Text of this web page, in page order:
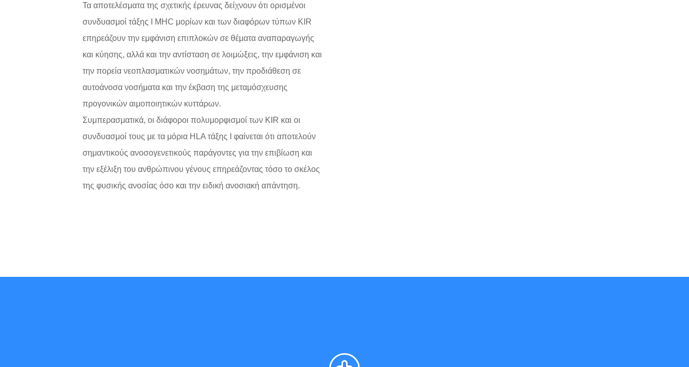
Τα αποτελέσματα της σχετικής έρευνας δείχνουν ότι ορισμένοι
συνδυασμοί τάξης Ι MHC μορίων και των διαφόρων τύπων KIR
επηρεάζουν την εμφάνιση επιπλοκών σε θέματα αναπαραγωγής
και κύησης, αλλά και την αντίσταση σε λοιμώξεις, την εμφάνιση και
την πορεία νεοπλασματικών νοσημάτων, την προδιάθεση σε
αυτοάνοσα νοσήματα και την έκβαση της μεταμόσχευσης
προγονικών αιμοποιητικών κυττάρων.
Συμπερασματικά, οι διάφοροι πολυμορφισμοί των KIR και οι
συνδυασμοί τους με τα μόρια HLA τάξης Ι φαίνεται ότι αποτελούν
σημαντικούς ανοσογενετικούς παράγοντες για την επιβίωση και
την εξέλιξη του ανθρώπινου γένους επηρεάζοντας τόσο το σκέλος
της φυσικής ανοσίας όσο και την ειδική ανοσιακή απάντηση.